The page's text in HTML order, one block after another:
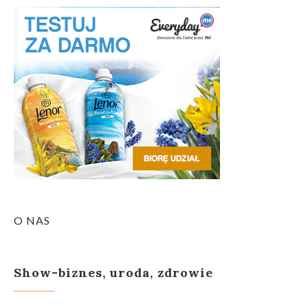
O NAS
Show-biznes, uroda, zdrowie